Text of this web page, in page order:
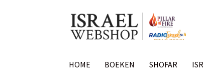
Ga
door
Ga
naar
HOME BOEKEN SHOFAR